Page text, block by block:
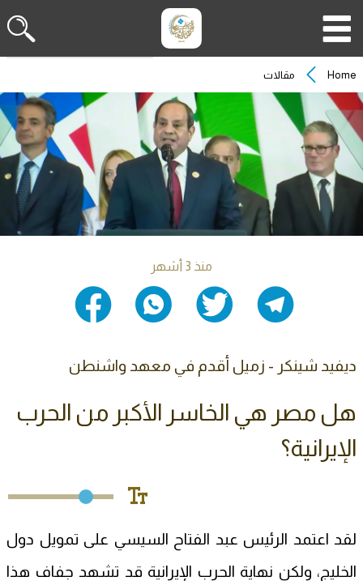
Home مقالات
منذ 3 أشهر
ديفيد شينكر - زميل أقدم في معهد واشنطن
هل مصر هي الخاسر الأكبر من الحرب
الإيرانية؟
لقد اعتمد الرئيس عبد الفتاح السيسي على تمويل دول
الخليج، ولكن نهاية الحرب الإيرانية قد تشهد جفاف هذا